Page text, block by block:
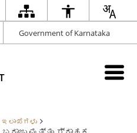
Government of Karnataka
ಇಲಾಖೆಗಳು